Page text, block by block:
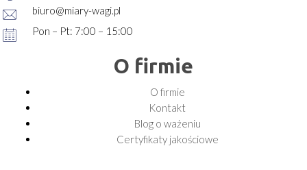
biuro@miary-wagi.pl
Pon – Pt: 7:00 – 15:00
O firmie
O firmie
Kontakt
Blog o ważeniu
Certyfikaty jakościowe